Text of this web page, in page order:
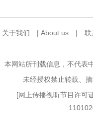
关于我们 | About us | 联
本网站所刊载信息，不代表
未经授权禁止转载、
[网上传播视听节目许可